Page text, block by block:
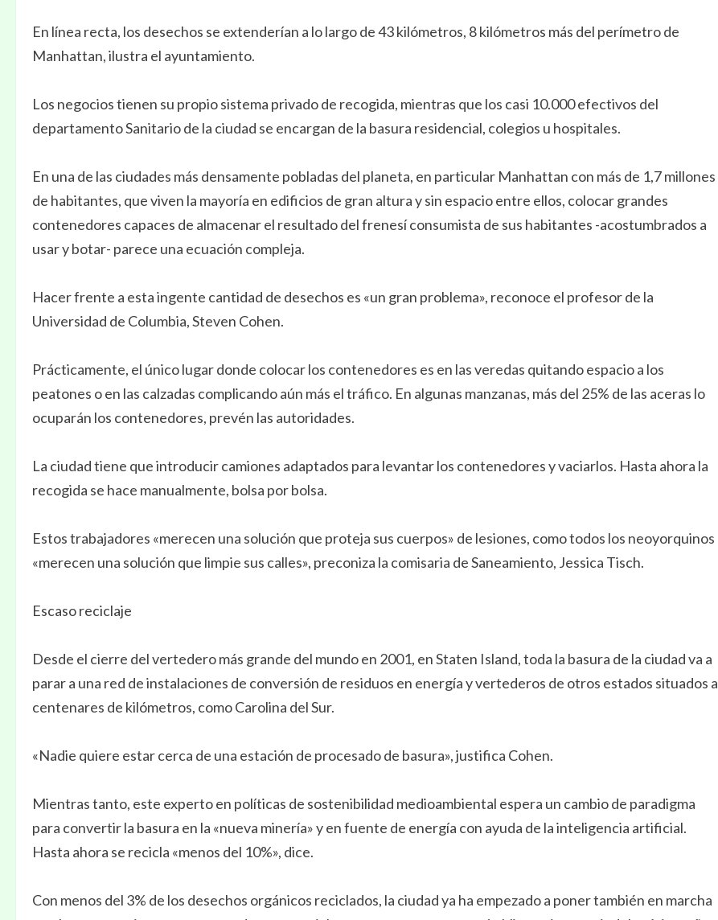
En línea recta, los desechos se extenderían a lo largo de 43 kilómetros, 8 kilómetros más del perímetro de
Manhattan, ilustra el ayuntamiento.
Los negocios tienen su propio sistema privado de recogida, mientras que los casi 10.000 efectivos del
departamento Sanitario de la ciudad se encargan de la basura residencial, colegios u hospitales.
En una de las ciudades más densamente pobladas del planeta, en particular Manhattan con más de 1,7 millones
de habitantes, que viven la mayoría en edificios de gran altura y sin espacio entre ellos, colocar grandes
contenedores capaces de almacenar el resultado del frenesí consumista de sus habitantes -acostumbrados a
usar y botar- parece una ecuación compleja.
Hacer frente a esta ingente cantidad de desechos es «un gran problema», reconoce el profesor de la
Universidad de Columbia, Steven Cohen.
Prácticamente, el único lugar donde colocar los contenedores es en las veredas quitando espacio a los
peatones o en las calzadas complicando aún más el tráfico. En algunas manzanas, más del 25% de las aceras lo
ocuparán los contenedores, prevén las autoridades.
La ciudad tiene que introducir camiones adaptados para levantar los contenedores y vaciarlos. Hasta ahora la
recogida se hace manualmente, bolsa por bolsa.
Estos trabajadores «merecen una solución que proteja sus cuerpos» de lesiones, como todos los neoyorquinos
«merecen una solución que limpie sus calles», preconiza la comisaria de Saneamiento, Jessica Tisch.
Escaso reciclaje
Desde el cierre del vertedero más grande del mundo en 2001, en Staten Island, toda la basura de la ciudad va a
parar a una red de instalaciones de conversión de residuos en energía y vertederos de otros estados situados a
centenares de kilómetros, como Carolina del Sur.
«Nadie quiere estar cerca de una estación de procesado de basura», justifica Cohen.
Mientras tanto, este experto en políticas de sostenibilidad medioambiental espera un cambio de paradigma
para convertir la basura en la «nueva minería» y en fuente de energía con ayuda de la inteligencia artificial.
Hasta ahora se recicla «menos del 10%», dice.
Con menos del 3% de los desechos orgánicos reciclados, la ciudad ya ha empezado a poner también en marcha